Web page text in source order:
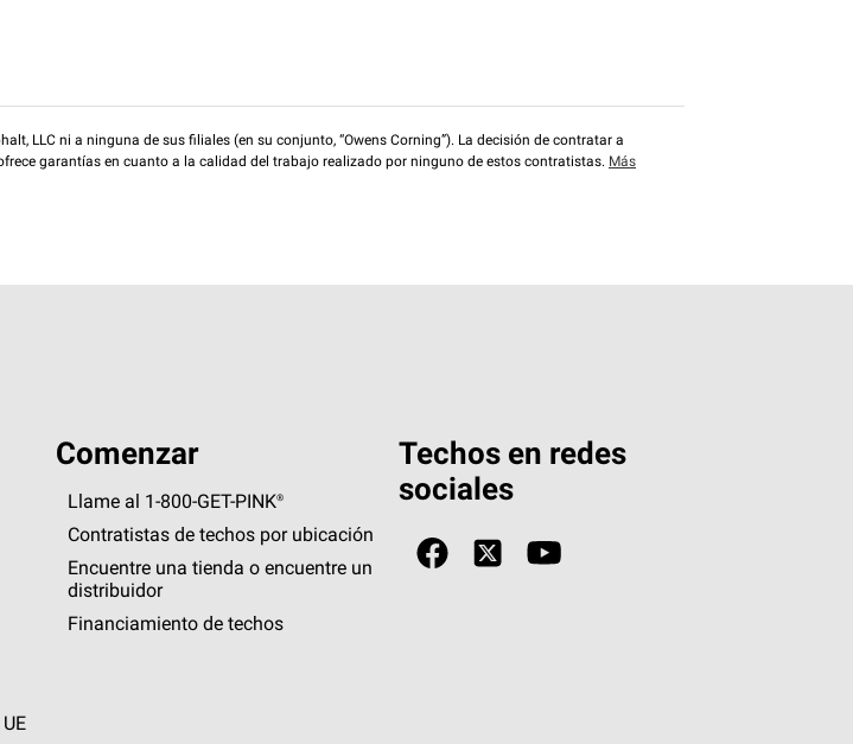
LLC ni a ninguna de sus filiales (en su conjunto, “Owens Corning”). La decisión de contratar a
garantías en cuanto a la calidad del trabajo realizado por ninguno de estos contratistas. Más
Comenzar
Llame al 1-800-GET -PINK®
Contratistas de techos por ubicación
Encuentre una tienda o encuentre un
distribuidor
Financiamiento de techos
Techos en redes
sociales